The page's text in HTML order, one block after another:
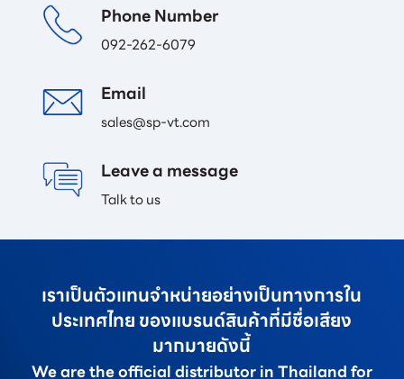
Phone Number
092-262-6079
Email
sales@sp-vt.com
Leave a message
Talk to us
เราเป็นตัวแทนจำหน่ายอย่างเป็นทางการใน
ประเทศไทย ของแบรนด์สินค้าที่มีชื่อเสียง
มากมายดังนี้
We are the official distributor in Thailand for